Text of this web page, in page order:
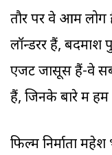
तौर पर वे आम
लॉन्डरर हैं, बदमाश
एजेंट जासूस हैं-वे सब
हैं, जिनके बारे में
फिल्म निर्माता